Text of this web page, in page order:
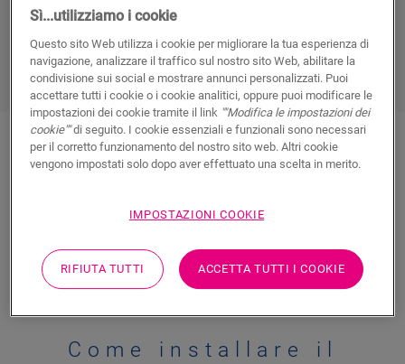
vederlo posato a casa tua. Lascia che
fai tutto da solo, a te la scelta.
PAVIMENTO QUICK-
Come installare il
Sì...utilizziamo i cookie
Questo sito Web utilizza i cookie per migliorare la tua esperienza di
navigazione, analizzare il traffico sul nostro sito Web, abilitare la
condivisione sui social e mostrare annunci personalizzati. Puoi
accettare tutti i cookie o i cookie analitici, oppure puoi modificare le
impostazioni dei cookie tramite il link ""Modifica le impostazioni dei
cookie""di seguito. I cookie essenziali e funzionali sono necessari
per il corretto funzionamento del nostro sito web. Altri cookie
vengono impostati solo dopo aver effettuato una scelta in merito.
IMPOSTAZIONI COOKIE
RIFIUTA TUTTI ACCETTA TUTTI I COOKIE